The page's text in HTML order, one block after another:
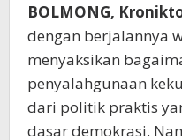
BOLMONG,
dengan berjalannya
menyaksikan
penyalahgunaan
dari politik praktis
dasar demokrasi.